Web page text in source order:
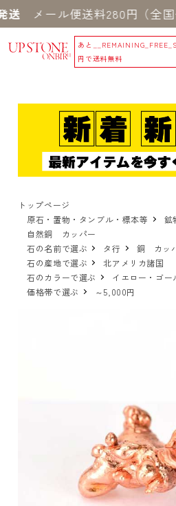
ール便送料280円（全国一
あと
円で送料無料
トップページ
原石・置物・タンブル・標本等
鉱
自然銅 カッパー
石の名前で選ぶ
タ行
銅 カッ
石の産地で選ぶ
北アメリカ諸国
石のカラーで選ぶ
イエロー・ゴー
価格帯で選ぶ
～5,000円